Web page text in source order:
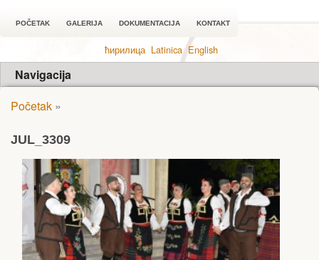
POČETAK GALERIJA DOKUMENTACIJA KONTAKT
ћирилица Latinica English
Navigacija
Početak »
JUL_3309